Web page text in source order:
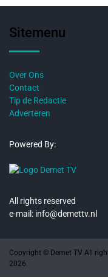
Sitemenu
Over Ons
Contact
Tip de Redactie
Adverteren
Powered By:
All rights reserved
e-mail: info@demettv.nl
Copyright © Demet TV All
2026.